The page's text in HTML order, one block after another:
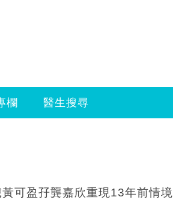
欄 醫生搜尋
可盈孖龔嘉欣重現13年前情境 TVB童星大